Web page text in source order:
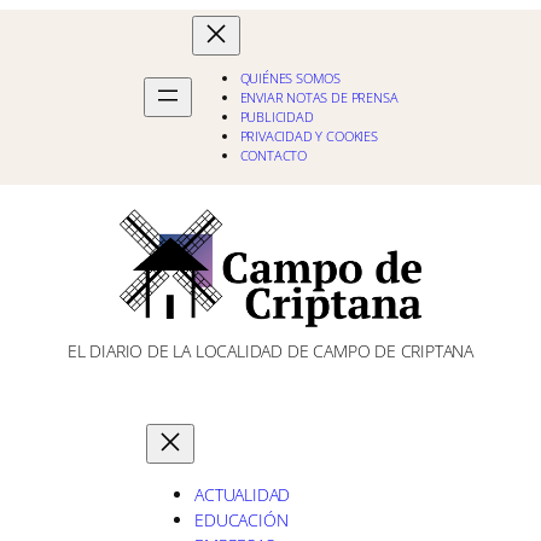
QUIÉNES SOMOS
ENVIAR NOTAS DE PRENSA
PUBLICIDAD
PRIVACIDAD Y COOKIES
CONTACTO
EL DIARIO DE LA LOCALIDAD DE CAMPO DE CRIPTANA
ACTUALIDAD
EDUCACIÓN